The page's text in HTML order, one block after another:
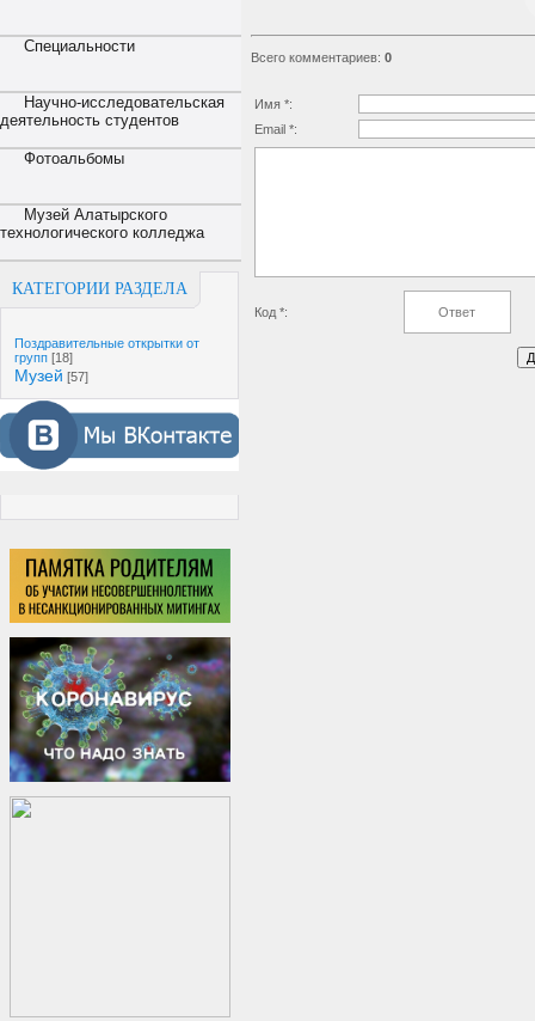
Специальности
Научно-исследовательская
деятельность студентов
Фотоальбомы
Музей Алатырского
технологического колледжа
КАТЕГОРИИ РАЗДЕЛА
Поздравительные открытки от
групп [18]
Музей [57]
Всего комментариев: 0
Имя *:
Email *:
Код *: